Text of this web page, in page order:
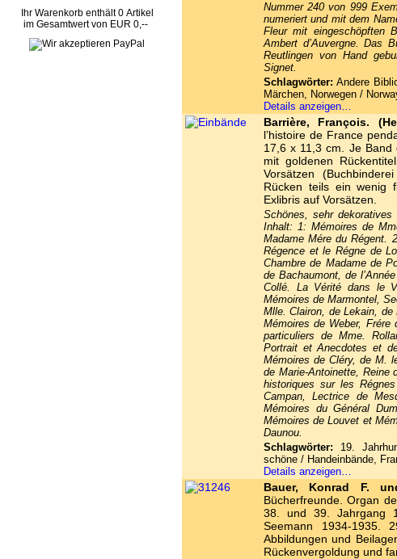
Ihr Warenkorb enthält 0 Artikel
im Gesamtwert von EUR 0,--
Nummer 240 von 999
numeriert und mit dem
Fleur mit eingeschöpften
Ambert d’Auvergne. Das
Reutlingen von Hand
Signet.
Schlagwörter: Andere
Märchen, Norwegen /
Details anzeigen…
Barrière, François.
l’histoire de France
17,6 x 11,3 cm. Je
mit goldenen
Vorsätzen
Rücken teils ein wenig
Exlibris auf Vorsätzen.
Schönes, sehr dekoratives
Inhalt: 1: Mémoires de
Madame Mére du Régent.
Régence et le Régne de
Chambre de Madame de
de Bachaumont, de
Collé. La Vérité dans le
Mémoires de Marmontel,
Mlle. Clairon, de Lekain,
Mémoires de Weber,
particuliers de Mme.
Portrait et Anecdotes et
Mémoires de Cléry, de M.
de Marie-Antoinette, Reine
historiques sur les
Campan, Lectrice de
Mémoires du Général
Mémoires de Louvet et
Daunou.
Schlagwörter: 19.
schöne / Handeinbände,
Details anzeigen…
Bauer, Konrad F.
Bücherfreunde. Organ
38. und 39. Jahrgang
Seemann 1934-
Abbildungen und
Rückenvergoldung und